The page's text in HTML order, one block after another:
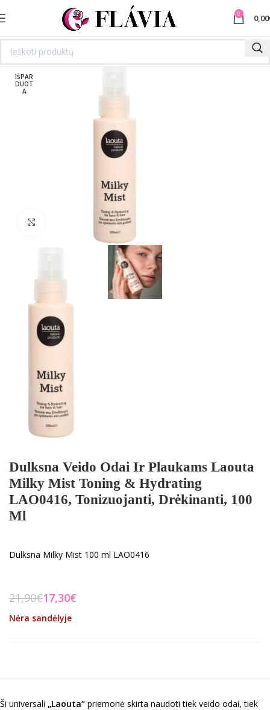
0 0,00
IŠPAR
DUOT
A
Spustelėkite norėdami padidinti
Dulksna Veido Odai Ir Plaukams Laouta
Milky Mist Toning & Hydrating
LAO0416, Tonizuojanti, Drėkinanti, 100
Ml
Dulksna Milky Mist 100 ml LAO0416
21,90€17,30€
Nėra sandėlyje
Ši universali „Laouta“ priemonė skirta naudoti tiek veido odai, tiek